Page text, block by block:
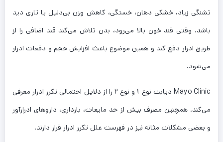
تشنگی زیاد، خشکی دهان، خستگی، کاهش وزن بی‌دلیل یا تاری دید
باشد. وقتی قند خون بالا می‌رود، بدن تلاش می‌کند قند اضافی را از
طریق ادرار دفع کند و همین موضوع باعث افزایش حجم و دفعات ادرار
می‌شود.
Mayo Clinic دیابت نوع ۱ و نوع ۲ را از دلایل احتمالی تکرر ادرار معرفی
می‌کند. همچنین مصرف بیش از حد مایعات، بارداری، داروهای ادرارآور
و بعضی مشکلات مثانه نیز در فهرست علل تکرر ادرار قرار دارند.